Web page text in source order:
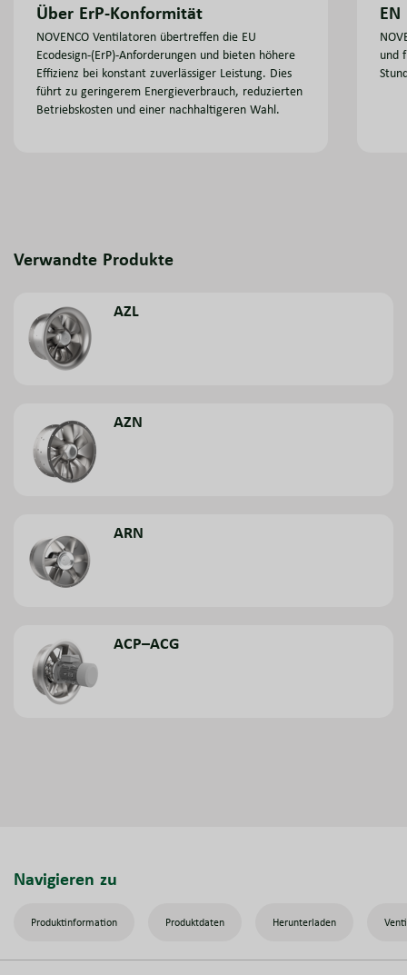
Über ErP-Konformität
NOVENCO Ventilatoren übertreffen die EU
Ecodesign-(ErP)-Anforderungen und bieten höhere
Effizienz bei konstant zuverlässiger Leistung. Dies
führt zu geringerem Energieverbrauch, reduzierten
Betriebskosten und einer nachhaltigeren Wahl.
und
Verwandte Produkte
AZL
AZN
ARN
ACP–ACG
Navigieren zu
Produktinformation Produktdaten Herunterladen